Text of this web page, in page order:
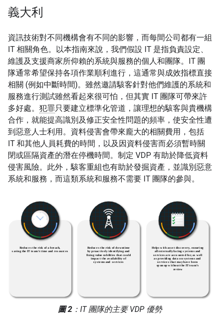
義大利
資訊技術對不同機構會有不同的影響，而每間公司都有一組
IT 相關角色。以本指南來說，我們假設 IT 是指負責設定、
維護及支援商家所仰賴的系統與服務的個人和團隊。IT 團
隊通常希望保持各項作業順利進行，這通常與成效指標直接
相關 (例如中斷時間)。雖然邀請駭客針對他們維護的系統和
服務進行測試雖然看起來很可怕，但其實 IT 團隊可帶來許
多好處。 犯罪只要建立標準化管道，讓理想的駭客與貴機構
合作，就能提高識別及修正安全性問題的頻率，使安全性遭
到惡意人士利用。資料侵害會帶來龐大的相關費用，包括
IT 和其他人員耗費的時間，以及因資料侵害而必須暫時關
閉或區隔資產的潛在停機時間。制定 VDP 有助於降低資料
侵害風險。此外，駭客重組也有助於發掘資產，並識別惡意
系統和服務，而這類系統和服務不需要 IT 團隊的參與。
圖 2 ：IT 團隊的主要 VDP 優勢